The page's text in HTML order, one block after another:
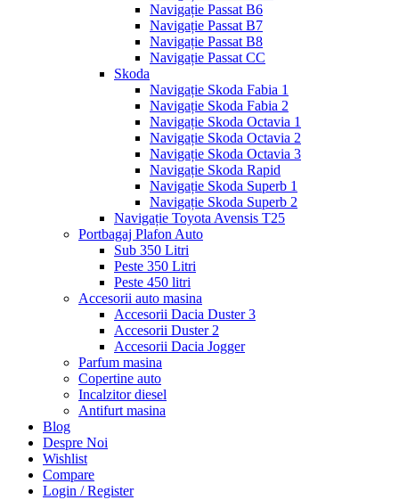
Navigație Passat B6
Navigație Passat B7
Navigație Passat B8
Navigație Passat CC
Skoda
Navigație Skoda Fabia 1
Navigație Skoda Fabia 2
Navigație Skoda Octavia 1
Navigație Skoda Octavia 2
Navigație Skoda Octavia 3
Navigație Skoda Rapid
Navigație Skoda Superb 1
Navigație Skoda Superb 2
Navigație Toyota Avensis T25
Portbagaj Plafon Auto
Sub 350 Litri
Peste 350 Litri
Peste 450 litri
Accesorii auto masina
Accesorii Dacia Duster 3
Accesorii Duster 2
Accesorii Dacia Jogger
Parfum masina
Copertine auto
Incalzitor diesel
Antifurt masina
Blog
Despre Noi
Wishlist
Compare
Login / Register